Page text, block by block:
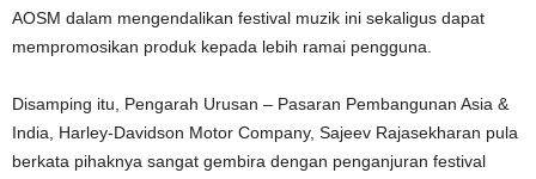
AOSM dalam mengendalikan festival muzik ini sekaligus dapat
mempromosikan produk kepada lebih ramai pengguna.
Disamping itu, Pengarah Urusan – Pasaran Pembangunan Asia &
India, Harley-Davidson Motor Company, Sajeev Rajasekharan pula
berkata pihaknya sangat gembira dengan penganjuran festival